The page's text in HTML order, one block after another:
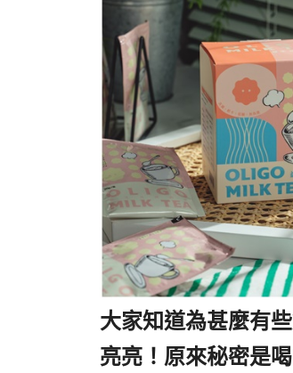
大家知道為甚麼有
亮亮！原來秘密是